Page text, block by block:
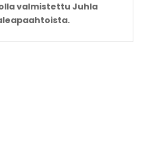
valmistettu Juhla